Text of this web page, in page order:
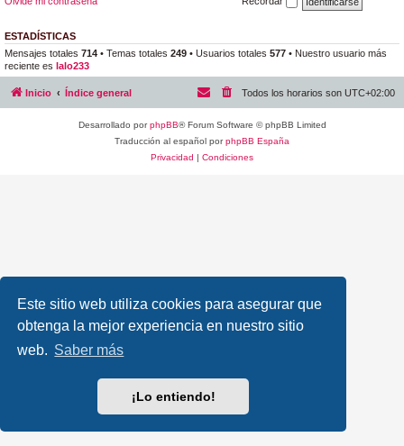
Este sitio web utiliza cookies para asegurar que
obtenga la mejor experiencia en nuestro sitio
web. Saber más
¡Lo entiendo!
ESTADÍSTICAS
Mensajes totales 714 • Temas totales 249 • Usuarios totales 577 • Nuestro usuario más
reciente es lalo233
Inicio Índice general Todos los horarios son UTC+02:00
Desarrollado porphpBB® Forum Software © phpBB Limited
Traducción al español porphpBB España
Privacidad | Condiciones